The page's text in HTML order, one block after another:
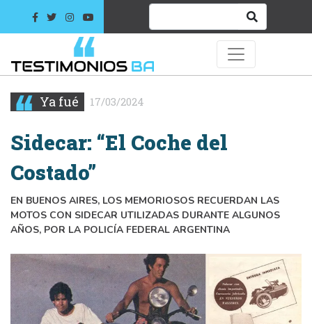
Ya fué 17/03/2024
Sidecar: “El Coche del
Costado”
EN BUENOS AIRES, LOS MEMORIOSOS RECUERDAN LAS
MOTOS CON SIDECAR UTILIZADAS DURANTE ALGUNOS
AÑOS, POR LA POLICÍA FEDERAL ARGENTINA